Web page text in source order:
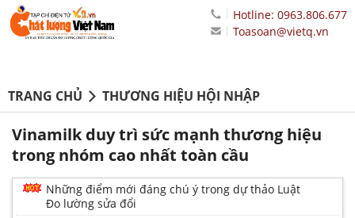
Hotline: 0963.806.677
Toasoan@vietq.vn
TRANG CHỦ THƯƠNG HIỆU HỘI NHẬP
Vinamilk duy trì sức mạnh thương hiệu
trong nhóm cao nhất toàn cầu
Những điểm mới đáng chú ý trong dự thảo Luật
Đo lường sửa đổi